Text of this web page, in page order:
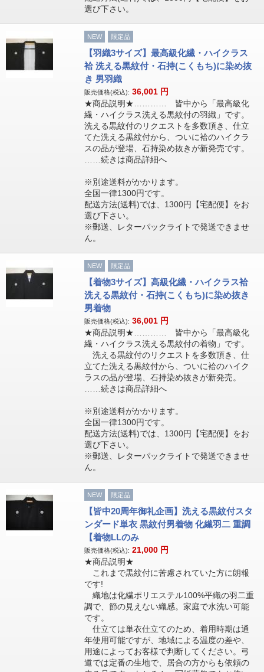
選び下さい。
NEW 限定品
【羽織3サイズ】最高級化繊・ハイクラス
袷 洗える黒紋付・石持(こくもち)に染め抜
き 男羽織
販売価格(税込): 36,001 円
★商品説明★………… 皆中から「最高級化
繊・ハイクラス洗える黒紋付の羽織」です。
洗える黒紋付のリクエストを多数頂き、仕立
てた洗える黒紋付から、ついに袷のハイクラ
スの品が登場、石持染め抜きが新発売です。
……続きは商品詳細へ
※別途送料がかかります。
全国一律1300円です。
配送方法(送料)では、1300円【宅配便】をお
選び下さい。
※郵送、レターパックライトで発送できませ
ん。
NEW 限定品
【着物3サイズ】高級化繊・ハイクラス袷
洗える黒紋付・石持(こくもち)に染め抜き
男着物
販売価格(税込): 36,001 円
★商品説明★………… 皆中から「最高級化
繊・ハイクラス洗える黒紋付の着物」です。
洗える黒紋付のリクエストを多数頂き、仕
立てた洗える黒紋付から、ついに袷のハイク
ラスの品が登場、石持染め抜きが新発売。
……続きは商品詳細へ
※別途送料がかかります。
全国一律1300円です。
配送方法(送料)では、1300円【宅配便】をお
選び下さい。
※郵送、レターパックライトで発送できませ
ん。
NEW 限定品
【皆中20周年御礼企画】洗える黒紋付スタ
ンダード単衣 黒紋付男着物 化繊羽二 重調
【着物LLのみ
販売価格(税込): 21,000 円
★商品説明★
これまで黒紋付に苦慮されていた方に朗報
です!
織地は化繊ポリエステル100%平織の羽二重
調で、節の見えない織感。家庭で水洗い可能
です。
仕立ては単衣仕立てのため、着用時期は通
年使用可能ですが、地域による温度の差や、
用途によってお客様で判断してください。弓
道では定番の生地で、居合の方からも依頼の